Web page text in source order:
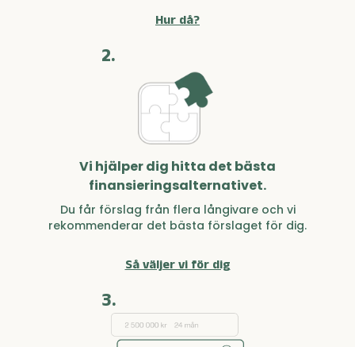
Hur då?
2.
Vi hjälper dig hitta det bästa
finansieringsalternativet.
Du får förslag från flera långivare och vi
rekommenderar det bästa förslaget för dig.
Så väljer vi för dig
3.